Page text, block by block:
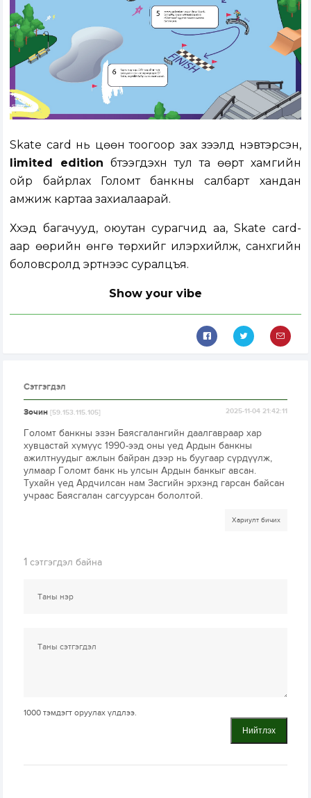
Skate card нь цөөн тоогоор зах зээлд нэвтэрсэн,
limited edition бүтээгдэхүүн тул та өөрт хамгийн
ойр байрлах Голомт банкны салбарт хандан
амжиж картаа захиалаарай.
Хүүхэд багачууд, оюутан сурагчид аа, Skate card-
аар өөрийн өнгө төрхийг илэрхийлж, санхүүгийн
боловсролд эртнээс суралцъя.
Show your vibe
Сэтгэгдэл
Зочин[59.153.115.105] 2025-11-04 21:42:11
Голомт банкны эзэн Баясгалангийн даалгавраар хар
хувцастай хүмүүс 1990-ээд оны үед Ардын банкны
ажилтнуудыг ажлын байран дээр нь буугаар сүрдүүлж,
улмаар Голомт банк нь улсын Ардын банкыг авсан.
Тухайн үед Ардчилсан нам Засгийн эрхэнд гарсан байсан
учраас Баясгалан сагсуурсан бололтой.
Хариулт бичих
1 сэтгэгдэл байна
1000 тэмдэгт оруулах үлдлээ.
Нийтлэх